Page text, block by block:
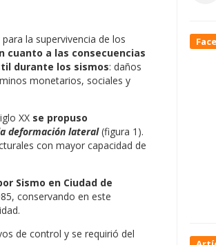
la supervivencia de los
cuanto a las consecuencias
durante los sismos: daños
monetarios, sociales y
XX se propuso
deformación lateral (figura 1).
con mayor capacidad de
Sismo en Ciudad de
conservando en este
de control y se requirió del